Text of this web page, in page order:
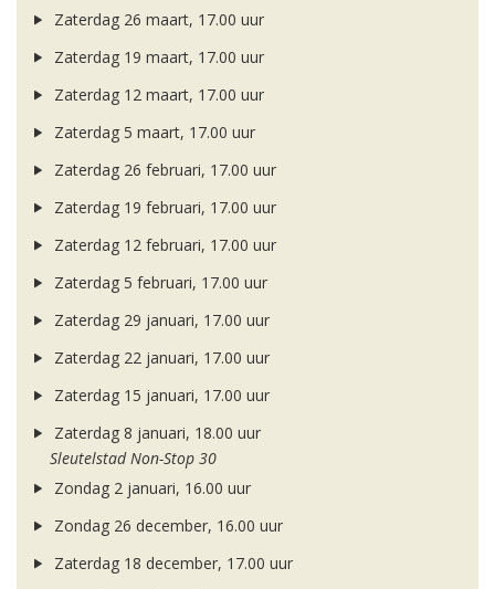
Zaterdag 26 maart, 17.00 uur
Zaterdag 19 maart, 17.00 uur
Zaterdag 12 maart, 17.00 uur
Zaterdag 5 maart, 17.00 uur
Zaterdag 26 februari, 17.00 uur
Zaterdag 19 februari, 17.00 uur
Zaterdag 12 februari, 17.00 uur
Zaterdag 5 februari, 17.00 uur
Zaterdag 29 januari, 17.00 uur
Zaterdag 22 januari, 17.00 uur
Zaterdag 15 januari, 17.00 uur
Zaterdag 8 januari, 18.00 uur
Sleutelstad Non-Stop 30
Zondag 2 januari, 16.00 uur
Zondag 26 december, 16.00 uur
Zaterdag 18 december, 17.00 uur